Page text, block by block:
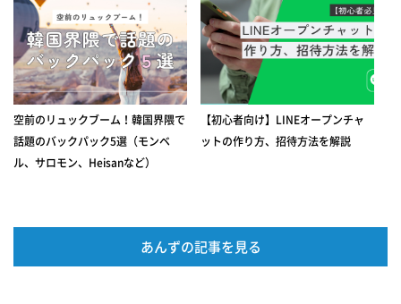
空前のリュックブーム！韓国界隈で
話題のバックパック5選（モンベ
ル、サロモン、Heisanなど）
【初心者向け】LINEオープンチャ
ットの作り方、招待方法を解説
あんずの記事を見る